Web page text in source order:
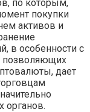
по которым,
покупки
активов и
в особенности с
позволяющих
дает
органов.